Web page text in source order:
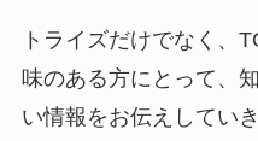
トライズだけでなく、
味のある方にとって、
い情報をお伝えしてい